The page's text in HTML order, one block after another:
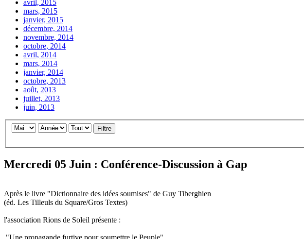
avril, 2015
mars, 2015
janvier, 2015
décembre, 2014
novembre, 2014
octobre, 2014
avril, 2014
mars, 2014
janvier, 2014
octobre, 2013
août, 2013
juillet, 2013
juin, 2013
Filtre
Mercredi 05 Juin : Conférence-Discussion à Gap
Après le livre "Dictionnaire des idées soumises" de Guy Tiberghien
(éd. Les Tilleuls du Square/Gros Textes)
l'association Rions de Soleil présente :
"Une propagande furtive pour soumettre le Peuple"